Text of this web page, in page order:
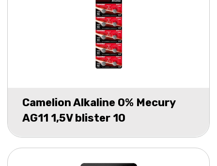
Camelion Alkaline 0% Mecury
AG11 1,5V blister 10